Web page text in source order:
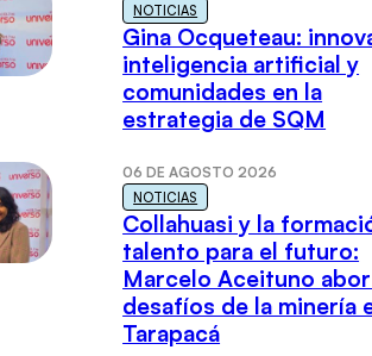
NOTICIAS
Gina Ocqueteau:
inteligencia artificial y
comunidades en la
estrategia de SQM
06 DE AGOSTO 2026
NOTICIAS
Collahuasi y la
talento para el futuro:
Marcelo Aceituno
desafíos de la minería
Tarapacá